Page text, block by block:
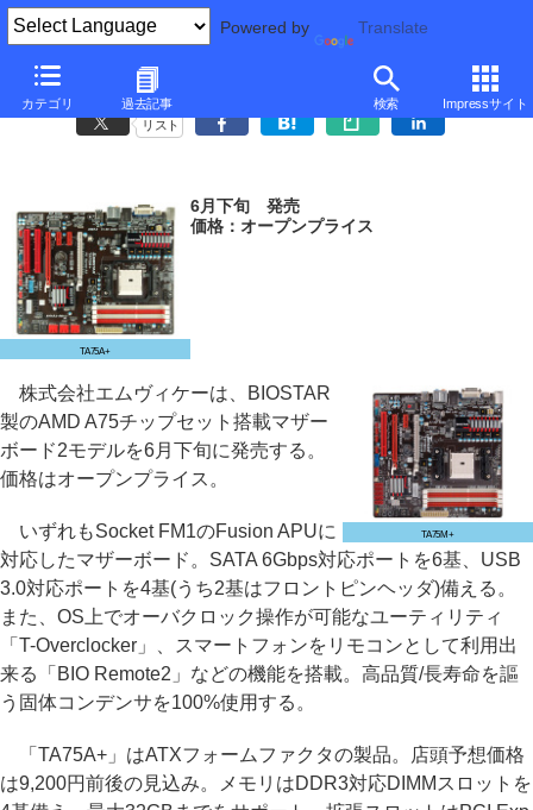
Powered by Translate
カテゴリ 過去記事 検索 Impressサイト
BIOSTAR、9,000円前後のAMD A75チップセット搭載マザー
リスト
TA75A+
6月下旬 発売
価格：オープンプライス
TA75M+
株式会社エムヴィケーは、BIOSTAR
製のAMD A75チップセット搭載マザー
ボード2モデルを6月下旬に発売する。
価格はオープンプライス。
いずれもSocket FM1のFusion APUに
対応したマザーボード。SATA 6Gbps対応ポートを6基、USB
3.0対応ポートを4基(うち2基はフロントピンヘッダ)備える。
また、OS上でオーバクロック操作が可能なユーティリティ
「T-Overclocker」、スマートフォンをリモコンとして利用出
来る「BIO Remote2」などの機能を搭載。高品質/長寿命を謳
う固体コンデンサを100%使用する。
「TA75A+」はATXフォームファクタの製品。店頭予想価格
は9,200円前後の見込み。メモリはDDR3対応DIMMスロットを